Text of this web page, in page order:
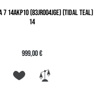
7 14AKP10 (83JR004JGE) (TIDAL TEAL)
14
999,00 €